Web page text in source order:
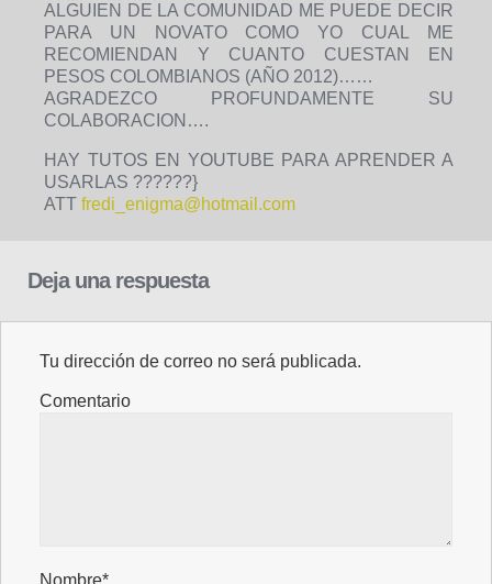
ALGUIEN DE LA COMUNIDAD ME PUEDE DECIR
PARA UN NOVATO COMO YO CUAL ME
RECOMIENDAN Y CUANTO CUESTAN EN
PESOS COLOMBIANOS (AÑO 2012)……
AGRADEZCO PROFUNDAMENTE SU
COLABORACION….
HAY TUTOS EN YOUTUBE PARA APRENDER A
USARLAS ??????}
ATT fredi_enigma@hotmail.com
Deja una respuesta
Tu dirección de correo no será publicada.
Comentario
Nombre*